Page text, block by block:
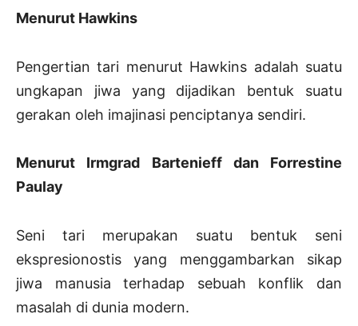
Menurut Hawkins
Pengertian tari menurut Hawkins adalah suatu
ungkapan jiwa yang dijadikan bentuk suatu
gerakan oleh imajinasi penciptanya sendiri.
Menurut Irmgrad Bartenieff dan Forrestine
Paulay
Seni tari merupakan suatu bentuk seni
ekspresionostis yang menggambarkan sikap
jiwa manusia terhadap sebuah konflik dan
masalah di dunia modern.